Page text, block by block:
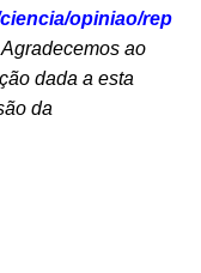
opiniao/rep
Agradecemos ao
dada a esta
da